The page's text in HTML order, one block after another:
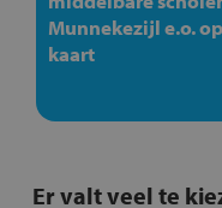
Munnekezijl e.o.
kaart
Er valt veel te